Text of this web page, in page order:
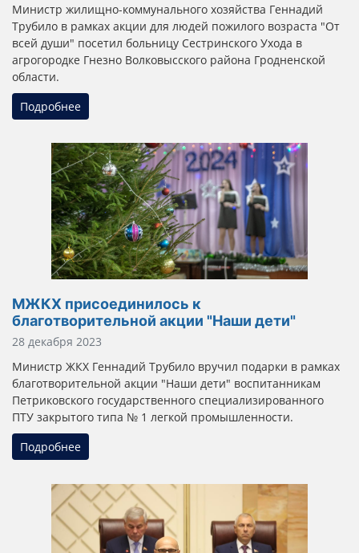
Министр жилищно-коммунального хозяйства Геннадий
Трубило в рамках акции для людей пожилого возраста "От
всей души" посетил больницу Сестринского Ухода в
агрогородке Гнезно Волковысского района Гродненской
области.
Подробнее
МЖКХ присоединилось к
благотворительной акции "Наши дети"
Информация о материале
28 декабря 2023
Министр ЖКХ Геннадий Трубило вручил подарки в рамках
благотворительной акции "Наши дети" воспитанникам
Петриковского государственного специализированного
ПТУ закрытого типа № 1 легкой промышленности.
Подробнее